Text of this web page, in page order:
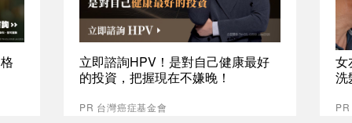
立即諮詢HPV！是對自己健康最好
的投資，把握現在不嫌晚！
PR 台灣癌症基金會
女
洗